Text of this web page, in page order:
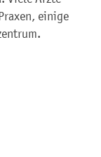
einige